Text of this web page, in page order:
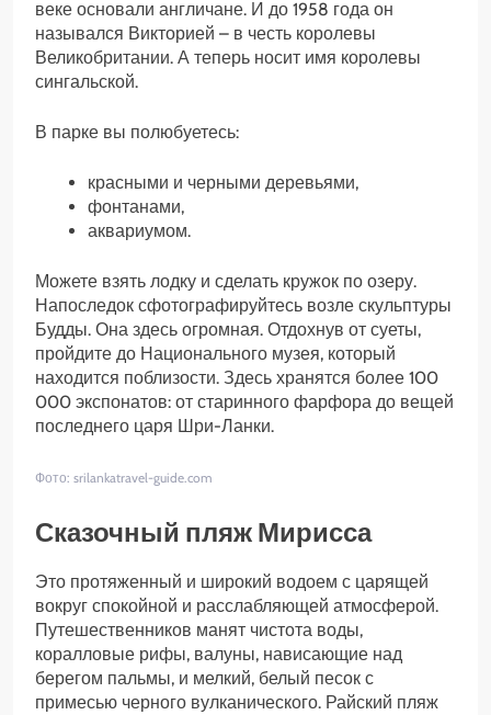
веке основали англичане. И до 1958 года он
назывался Викторией – в честь королевы
Великобритании. А теперь носит имя королевы
сингальской.
В парке вы полюбуетесь:
красными и черными деревьями,
фонтанами,
аквариумом.
Можете взять лодку и сделать кружок по озеру.
Напоследок сфотографируйтесь возле скульптуры
Будды. Она здесь огромная. Отдохнув от суеты,
пройдите до Национального музея, который
находится поблизости. Здесь хранятся более 100
000 экспонатов: от старинного фарфора до вещей
последнего царя Шри-Ланки.
Фото: srilankatravel-guide.com
Сказочный пляж Мирисса
Это протяженный и широкий водоем с царящей
вокруг спокойной и расслабляющей атмосферой.
Путешественников манят чистота воды,
коралловые рифы, валуны, нависающие над
берегом пальмы, и мелкий, белый песок с
примесью черного вулканического. Райский пляж